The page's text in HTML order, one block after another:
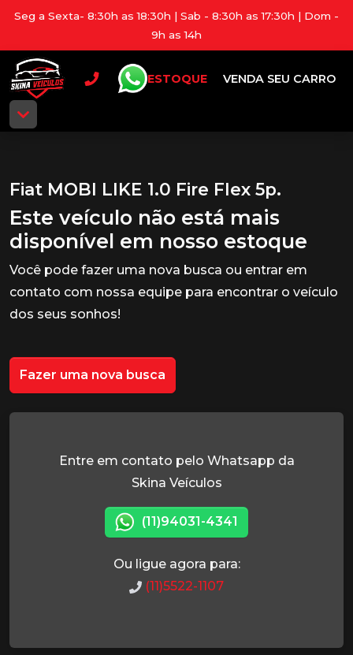
Seg a Sexta- 8:30h as 18:30h | Sab - 8:30h as 17:30h | Dom -
9h as 14h
ESTOQUE VENDA SEU CARRO
Fiat MOBI LIKE 1.0 Fire Flex 5p.
Este veículo não está mais
disponível em nosso estoque
Você pode fazer uma nova busca ou entrar em
contato com nossa equipe para encontrar o veículo
dos seus sonhos!
Fazer uma nova busca
Entre em contato pelo Whatsapp da
Skina Veículos
(11)94031-4341
Ou ligue agora para:
(11)5522-1107